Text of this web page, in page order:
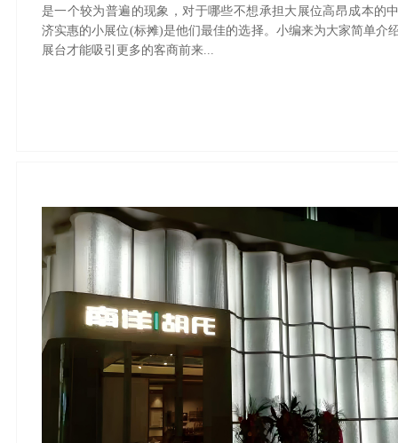
是一个较为普遍的现象，对于哪些不想承担大展位高昂成本的
济实惠的小展位(标摊)是他们最佳的选择。小编来为大家简单介
展台才能吸引更多的客商前来...